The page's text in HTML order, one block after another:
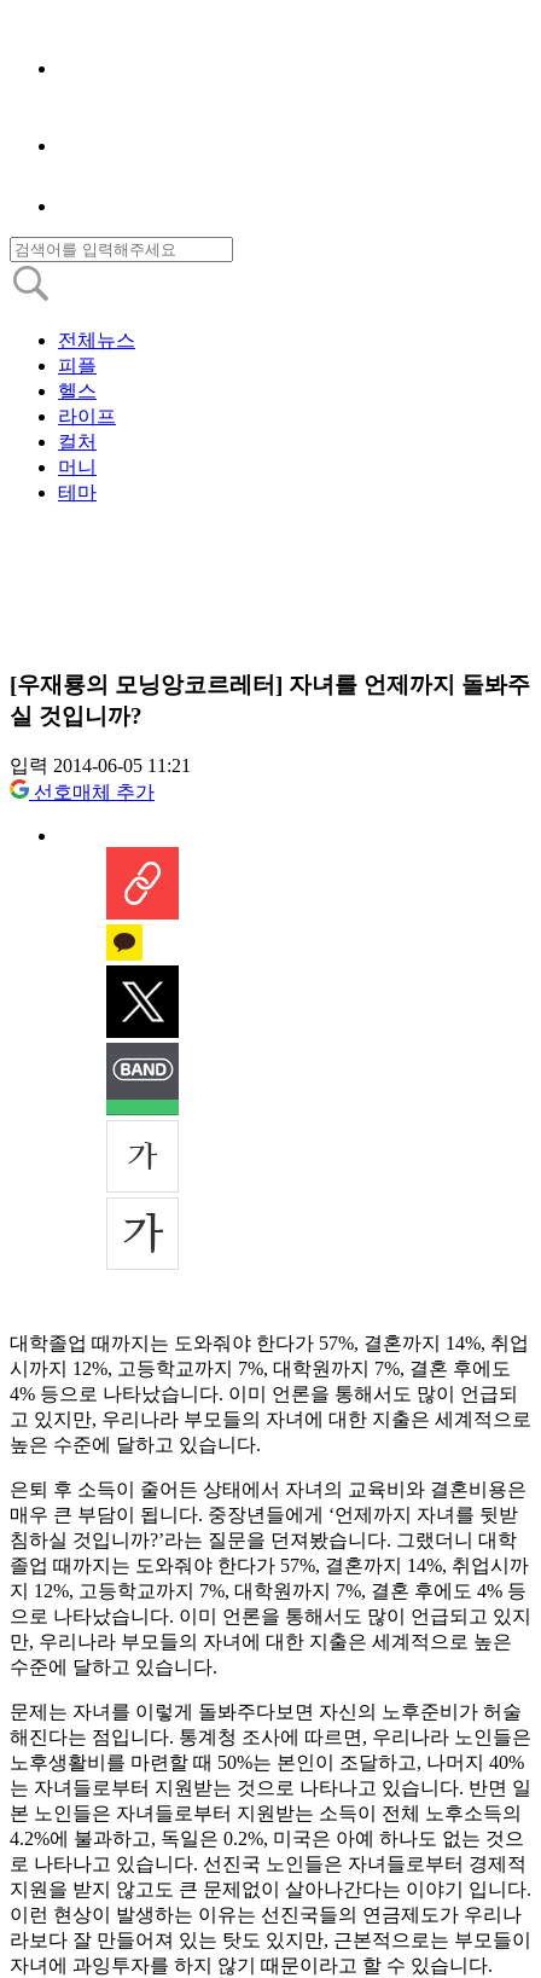
전체뉴스
피플
헬스
라이프
컬처
머니
테마
[우재룡의 모닝앙코르레터] 자녀를 언제까지 돌봐주
실 것입니까?
입력 2014-06-05 11:21
선호매체 추가
대학졸업 때까지는 도와줘야 한다가 57%, 결혼까지 14%, 취업
시까지 12%, 고등학교까지 7%, 대학원까지 7%, 결혼 후에도
4% 등으로 나타났습니다. 이미 언론을 통해서도 많이 언급되
고 있지만, 우리나라 부모들의 자녀에 대한 지출은 세계적으로
높은 수준에 달하고 있습니다.
은퇴 후 소득이 줄어든 상태에서 자녀의 교육비와 결혼비용은
매우 큰 부담이 됩니다. 중장년들에게 ‘언제까지 자녀를 뒷받
침하실 것입니까?’라는 질문을 던져봤습니다. 그랬더니 대학
졸업 때까지는 도와줘야 한다가 57%, 결혼까지 14%, 취업시까
지 12%, 고등학교까지 7%, 대학원까지 7%, 결혼 후에도 4% 등
으로 나타났습니다. 이미 언론을 통해서도 많이 언급되고 있지
만, 우리나라 부모들의 자녀에 대한 지출은 세계적으로 높은
수준에 달하고 있습니다.
문제는 자녀를 이렇게 돌봐주다보면 자신의 노후준비가 허술
해진다는 점입니다. 통계청 조사에 따르면, 우리나라 노인들은
노후생활비를 마련할 때 50%는 본인이 조달하고, 나머지 40%
는 자녀들로부터 지원받는 것으로 나타나고 있습니다. 반면 일
본 노인들은 자녀들로부터 지원받는 소득이 전체 노후소득의
4.2%에 불과하고, 독일은 0.2%, 미국은 아예 하나도 없는 것으
로 나타나고 있습니다. 선진국 노인들은 자녀들로부터 경제적
지원을 받지 않고도 큰 문제없이 살아나간다는 이야기 입니다.
이런 현상이 발생하는 이유는 선진국들의 연금제도가 우리나
라보다 잘 만들어져 있는 탓도 있지만, 근본적으로는 부모들이
자녀에 과잉투자를 하지 않기 때문이라고 할 수 있습니다.